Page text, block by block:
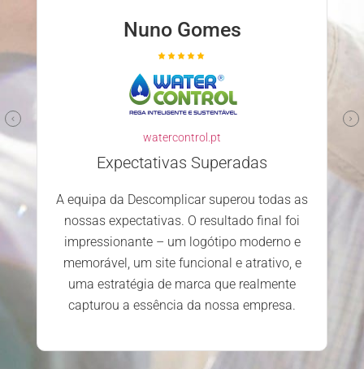
Nuno Gomes
watercontrol.pt
Expectativas Superadas
A equipa da Descomplicar superou todas as
nossas expectativas. O resultado final foi
impressionante – um logótipo moderno e
memorável, um site funcional e atrativo, e
uma estratégia de marca que realmente
capturou a essência da nossa empresa.